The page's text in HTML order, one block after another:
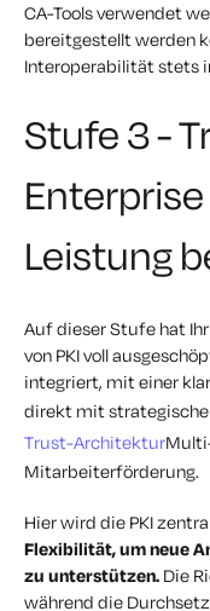
CA-Tools verwendet
bereitgestellt werden
Interoperabilität stets
Stufe 3 -
Leistung
Auf dieser Stufe hat
von PKI voll
integriert, mit einer
direkt mit
Trust-Architektur
Mitarbeiterförderung.
Hier wird die PKI
Flexibilität, um neue
zu unterstützen. Die
während die